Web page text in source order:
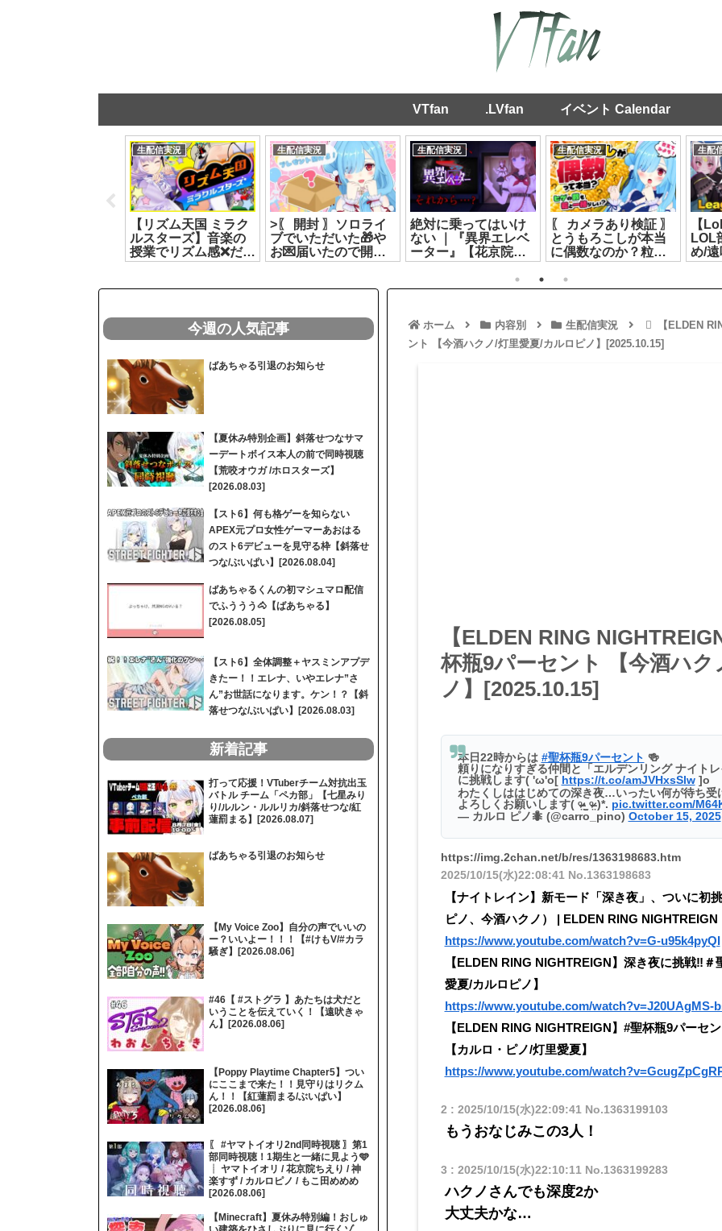
VTfan .LVfan イベント Calendar
生配信実況
【リズム天国 ミラク
ルスターズ】音楽の
授業でリズム感❌️だっ
たけどいけらぁ⁉️【カ
[2026.07.11]
生配信実況
>〖 開封 〗ソロライ
ブでいただいた🎁や
お💌届いたので開け
させてもらうよ🎵┊
トイオリ[2026.08.04]
生配信実況
絶対に乗ってはいけ
ない ｜『異界エレベ
ーター』【花京院ち
えり】[2026.07.26]
生配信実況
〖 カメラあり検証 〗
とうもろこしが本当
に偶数なのか？粒と
髭は同じ数なのか？
数える┊どっとライ
ブ #ヤマトイオリ
生配
【
LOL
め/
ぐせ
ホーム 内容別 生配信実況
【ELDEN
ント 【今酒ハクノ/灯里愛夏/カルロピノ】[2025.10.15]
【ELDEN RING
杯瓶9パーセント 【今酒ハ
ノ】[2025.10.15]
本日22時からは #聖杯瓶9パーセント 🍻
頼りになりすぎる仲間と「エルデンリング ナイト
に挑戦します( 'ω'o[ https://t.co/amJVHxsSlw]o
わたくしははじめての深き夜…いったい何が待ち受
よろしくお願いします( ᵒ̴̶̷̤‧̫ ᵒ̴̶̷̤ )*. pic.twitter.com/
— カルロ ピノ🐜 (@carro_pino) October 15, 2025
https://img.2chan.net/b/res/1363198683.htm
2025/10/15(水)22:08:41 No.1363198683
【ナイトレイン】新モード「深き夜」、ついに初
ピノ、今酒ハクノ） | ELDEN RING
https://www.youtube.com/watch?v=G-u95k4pyQI
【ELDEN RING NIGHTREIGN】深き夜に挑戦‼️
愛夏/カルロピノ】
https://www.youtube.com/watch?v=J20UAgMS-
【ELDEN RING NIGHTREIGN】#聖杯瓶9パー
【カルロ・ピノ/灯里愛夏】
https://www.youtube.com/
2 : 2025/10/15(水)22:09:41 No.1363199103
もうおなじみこの3人！
3 : 2025/10/15(水)22:10:11 No.1363199283
ハクノさんでも深度2か
大丈夫かな…
今週の人気記事
ばあちゃる引退のお知らせ
【夏休み特別企画】斜落せつなサマ
ーデートボイス本人の前で同時視聴
【荒咬オウガ /ホロスターズ】
[2026.08.03]
【スト6】何も格ゲーを知らない
APEX元プロ女性ゲーマーあおはる
のスト6デビューを見守る枠【斜落せ
つな/ぶいぱい】[2026.08.04]
ばあちゃるくんの初マシュマロ配信
でふううう🐴【ばあちゃる】
[2026.08.05]
【スト6】全体調整＋ヤスミンアプデ
きたー！！エレナ、いやエレナ”さ
ん”お世話になります。ケン！？【斜
落せつな/ぶいぱい】[2026.08.03]
新着記事
打って応援！VTuberチーム対抗出玉
バトル チーム「ペカ部」【七星みり
り/ルルン・ルルリカ/斜落せつな/紅
蓮罰まる】[2026.08.07]
ばあちゃる引退のお知らせ
【My Voice Zoo】自分の声でいいの
ー？いいよー！！！【#けもV/#カラ
騒ぎ】[2026.08.06]
#46【 #ストグラ 】あたちは犬だと
いうことを伝えていく！【遠吠きゃ
ん】[2026.08.06]
【Poppy Playtime Chapter5】つい
にここまで来た！！見守りはリクム
ん！！【紅蓮罰まる/ぶいぱい】
[2026.08.06]
〖 #ヤマトイオリ2nd同時視聴 〗第1
部同時視聴！1期生と一緒に見よう🩵
┊ ヤマトイオリ / 花京院ちえり / 神
楽すず / カルロピノ / もこ田めめめ
[2026.08.06]
【Minecraft】夏休み特別編！おしゅ